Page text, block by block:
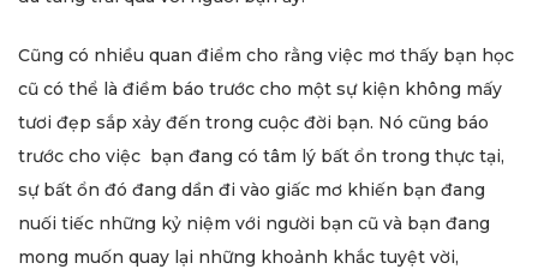
Cũng có nhiều quan điểm cho rằng việc mơ thấy bạn học
cũ có thể là điềm báo trước cho một sự kiện không mấy
tươi đẹp sắp xảy đến trong cuộc đời bạn. Nó cũng báo
trước cho việc bạn đang có tâm lý bất ổn trong thực tại,
sự bất ổn đó đang dần đi vào giấc mơ khiến bạn đang
nuối tiếc những kỷ niệm với người bạn cũ và bạn đang
mong muốn quay lại những khoảnh khắc tuyệt vời,